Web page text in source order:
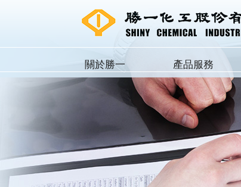
關於勝一 產品服務